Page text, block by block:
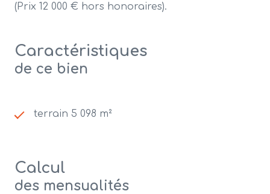
(Prix 12 000 € hors honoraires).
Caractéristiques
de ce bien
terrain 5 098 m²
Calcul
des mensualités